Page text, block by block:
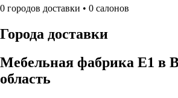
0 городов доставки • 0 салонов
Города доставки
Мебельная фабрика Е1 в
область